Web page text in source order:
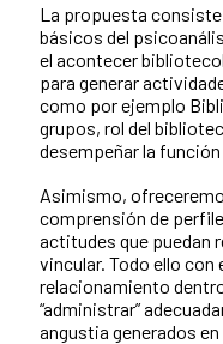
La propuesta
básicos del
el acontecer
para generar
como por ejemplo
grupos, rol del
desempeñar la
Asimismo,
comprensión de
actitudes que puedan
vincular. Todo ello con
relacionamiento
“administrar”
angustia generados